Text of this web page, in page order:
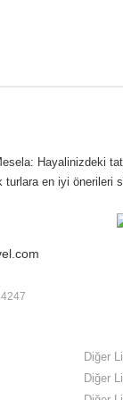
Hayalinizdeki
turlara en iyi önerileri
Diğer
Diğer